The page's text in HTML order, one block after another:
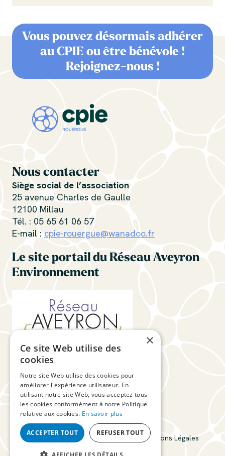
Vous pouvez désormais adhérer
au CPIE ou être bénévole !
Rejoignez-nous !
Nous contacter
Siège social de l’association
25 avenue Charles de Gaulle
12100 Millau
Tél. : 05 65 61 06 57
E-mail : cpie-rouergue@wanadoo.fr
Le site portail du Réseau Aveyron
Environnement
Suivez-nous
CPIE du Rouergue © 2026 Connexion
Mentions Légales
Plan du site
×
Ce site Web utilise des
cookies
Notre site Web utilise des cookies pour
améliorer l'expérience utilisateur. En
utilisant notre site Web, vous acceptez tous
les cookies conformément à notre Politique
relative aux cookies. En savoir plus
ACCEPTER TOUT REFUSER TOUT